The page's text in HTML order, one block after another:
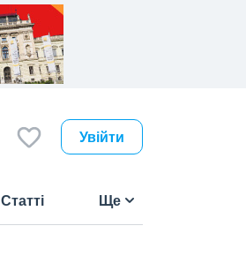
Увійти
Статті Ще